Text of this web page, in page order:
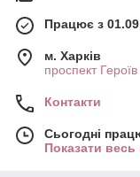
Працює з
м. Харків
проспект
Контакти
Сьогодні
Показати весь